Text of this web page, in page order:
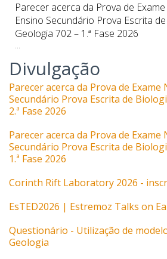
Parecer acerca da Prova de
Ensino Secundário Prova Escrita
Geologia 702 – 1.ª Fase 2026
...
Divulgação
Parecer acerca da Prova de Exame
Secundário Prova Escrita de
2.ª Fase 2026
Parecer acerca da Prova de Exame
Secundário Prova Escrita de
1.ª Fase 2026
Corinth Rift Laboratory 2026 -
EsTED2026 | Estremoz Talks on
Questionário - Utilização de
Geologia